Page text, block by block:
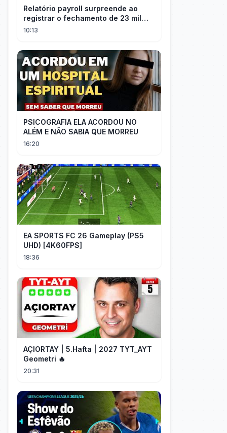
Relatório payroll surpreende ao
registrar o fechamento de 23 mil
vagas nos EUA
10:13
PSICOGRAFIA ELA ACORDOU NO
ALÉM E NÃO SABIA QUE MORREU
16:20
EA SPORTS FC 26 Gameplay (PS5
UHD) [4K60FPS]
18:36
AÇIORTAY | 5.Hafta | 2027 TYT_AYT
Geometri 🔥
20:31